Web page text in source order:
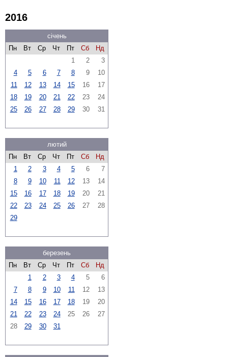
2016
січень
Пн
Вт Ср Чт Пт Сб
Нд
1
2
3
4
5 6 7 8 9
10
11
12 13 14 15 16
17
18
19 20 21 22 23
24
25
26 27 28 29 30 31
лютий
Пн
Вт Ср Чт Пт Сб
Нд
1
2 3 4 5 6
7
8
9 10 11 12 13
14
15
16 17 18 19 20
21
22
23 24 25 26 27
28
29
березень
Пн
Вт Ср Чт Пт Сб
Нд
1
2 3 4 5
6
7
8 9 10 11 12
13
14
15 16 17 18 19
20
21
22 23 24 25 26
27
28
29 30 31